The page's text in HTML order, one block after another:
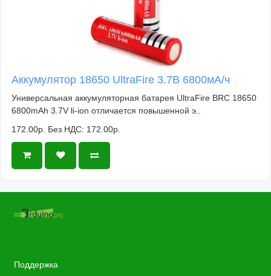
Аккумулятор 18650 UltraFire 3.7В 6800мА/ч
Универсальная аккумуляторная батарея UltraFire BRC 18650
6800mAh 3.7V li-ion отличается повышенной э..
172.00р. Без НДС: 172.00р.
Поддержка